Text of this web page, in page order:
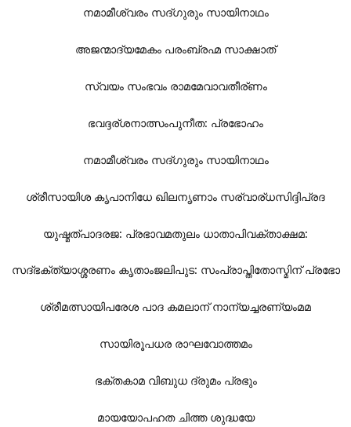
നമാമീശ്വരം സദ്ഗുരും സായിനാഥം
അജന്മാദ്യമേകം പരംബ്രഹ്മ സാക്ഷാത്
സ്വയം സംഭവം രാമമേവാവതീര്ണം
ഭവദ്ദര്ശനാത്സംപുനീത: പ്രഭോഹം
നമാമീശ്വരം സദ്ഗുരും സായിനാഥം
ശ്രീസായിശ കൃപാനിധേ ഖിലനൃണാം സര്വാര്ധസിദ്ദിപ്രദ
യുഷ്മത്പാദരജ: പ്രഭാവമതുലം ധാതാപിവക്താക്ഷമ:
സദ്ഭക്ത്യാശ്ശരണം കൃതാംജലിപുട: സംപ്രാപ്തിതോസ്മിന് പ്രഭോ
ശ്രീമത്സായിപരേശ പാദ കമലാന് നാന്യച്ചരണ്യംമമ
സായിരൂപധര രാഘവോത്തമം
ഭക്തകാമ വിബുധ ദ്രുമം പ്രഭും
മായയോപഹത ചിത്ത ശുദ്ധയേ